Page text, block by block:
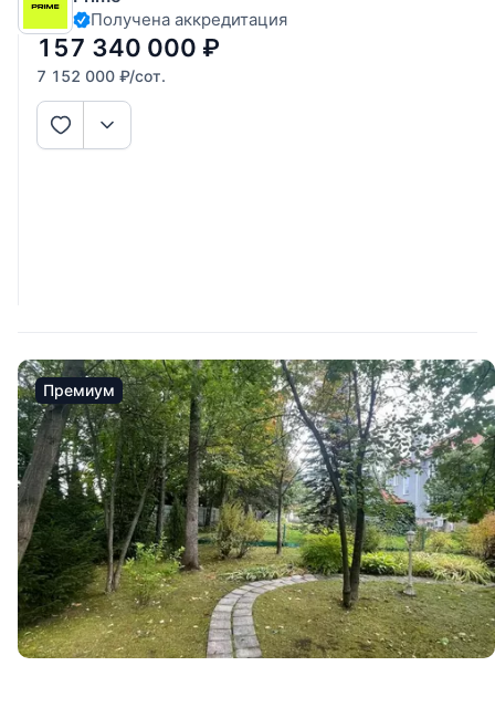
утопает в зелени деревьев.
Получена аккредитация
157 340 000 ₽
7 152 000 ₽/сот.
Премиум